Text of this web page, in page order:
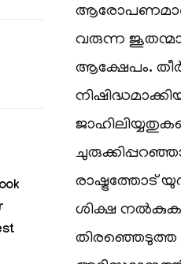
വരുന്ന
ആക്ഷേപം.
രാഷ്ട്രത്തോട്
ശിക്ഷ നൽകുക
തിരഞ്ഞെടുത്ത